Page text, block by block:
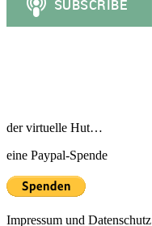
der virtuelle Hut…
eine Paypal-Spende
Impressum und Datenschutz